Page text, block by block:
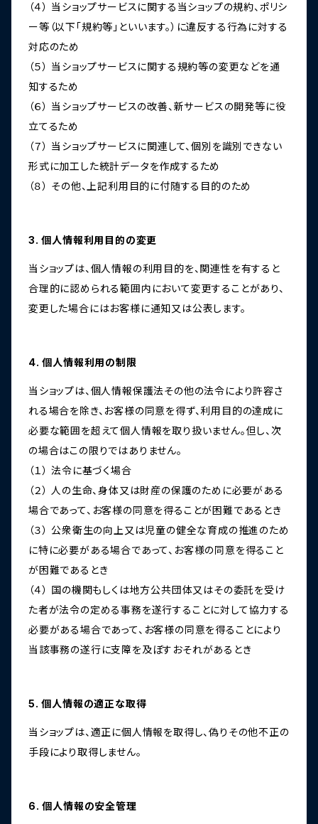
（４） 当ショップサービスに関する当ショップの規約、ポリシ
ー等（以下「規約等」といいます。）に違反する行為に対する
対応のため
（５） 当ショップサービスに関する規約等の変更などを通
知するため
（６） 当ショップサービスの改善、新サービスの開発等に役
立てるため
（７） 当ショップサービスに関連して、個別を識別できない
形式に加工した統計データを作成するため
（８） その他、上記利用目的に付随する目的のため
3. 個人情報利用目的の変更
当ショップは、個人情報の利用目的を、関連性を有すると
合理的に認められる範囲内において変更することがあり、
変更した場合にはお客様に通知又は公表します。
4. 個人情報利用の制限
当ショップは、個人情報保護法その他の法令により許容さ
れる場合を除き、お客様の同意を得ず、利用目的の達成に
必要な範囲を超えて個人情報を取り扱いません。但し、次
の場合はこの限りではありません。
（１） 法令に基づく場合
（２） 人の生命、身体又は財産の保護のために必要がある
場合であって、お客様の同意を得ることが困難であるとき
（３） 公衆衛生の向上又は児童の健全な育成の推進のため
に特に必要がある場合であって、お客様の同意を得ること
が困難であるとき
（４） 国の機関もしくは地方公共団体又はその委託を受け
た者が法令の定める事務を遂行することに対して協力する
必要がある場合であって、お客様の同意を得ることにより
当該事務の遂行に支障を及ぼすおそれがあるとき
5. 個人情報の適正な取得
当ショップは、適正に個人情報を取得し、偽りその他不正の
手段により取得しません。
6. 個人情報の安全管理